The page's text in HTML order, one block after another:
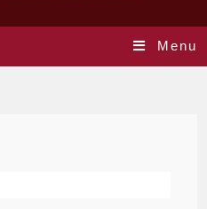
Menu